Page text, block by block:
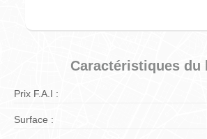
Caractéristiques du
Prix F.A.I :
Surface :